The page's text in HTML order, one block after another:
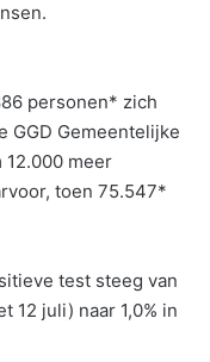
personen* zich
GGD Gemeentelijke
12.000 meer
toen 75.547*
test steeg van
12 juli) naar 1,0% in